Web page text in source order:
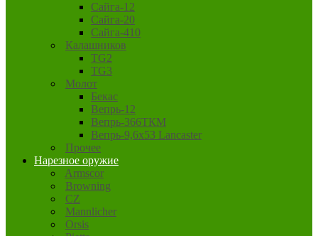
Сайга-12
Сайга-20
Сайга-410
Калашников
TG2
TG3
Молот
Бекас
Вепрь-12
Вепрь-366ТКМ
Вепрь-9,6х53 Lancaster
Прочее
Нарезное оружие
Armscor
Browning
CZ
Mannlicher
Orsis